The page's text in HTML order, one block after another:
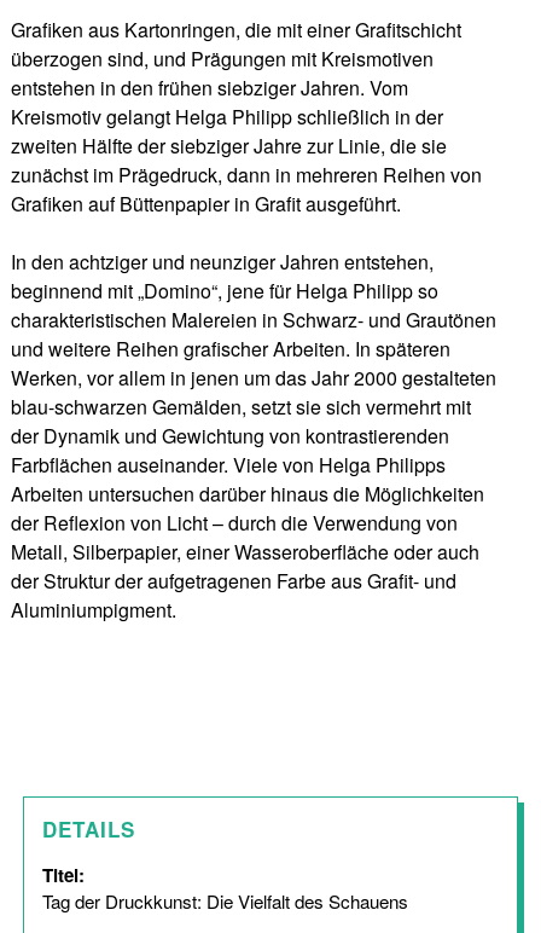
Grafiken aus Kartonringen, die mit einer Grafitschicht
überzogen sind, und Prägungen mit Kreismotiven
entstehen in den frühen siebziger Jahren. Vom
Kreismotiv gelangt Helga Philipp schließlich in der
zweiten Hälfte der siebziger Jahre zur Linie, die sie
zunächst im Prägedruck, dann in mehreren Reihen von
Grafiken auf Büttenpapier in Grafit ausgeführt.
In den achtziger und neunziger Jahren entstehen,
beginnend mit „Domino“, jene für Helga Philipp so
charakteristischen Malereien in Schwarz- und Grautönen
und weitere Reihen grafischer Arbeiten. In späteren
Werken, vor allem in jenen um das Jahr 2000 gestalteten
blau-schwarzen Gemälden, setzt sie sich vermehrt mit
der Dynamik und Gewichtung von kontrastierenden
Farbflächen auseinander. Viele von Helga Philipps
Arbeiten untersuchen darüber hinaus die Möglichkeiten
der Reflexion von Licht – durch die Verwendung von
Metall, Silberpapier, einer Wasseroberfläche oder auch
der Struktur der aufgetragenen Farbe aus Grafit- und
Aluminiumpigment.
DETAILS
Titel:
Tag der Druckkunst: Die Vielfalt des Schauens